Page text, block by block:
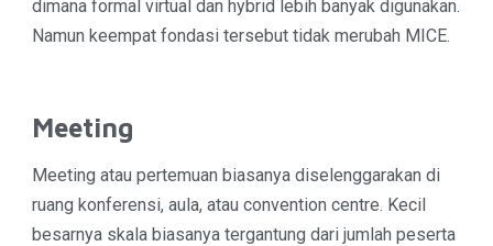
dimana formal virtual dan hybrid lebih banyak digunakan.
Namun keempat fondasi tersebut tidak merubah MICE.
Meeting
Meeting atau pertemuan biasanya diselenggarakan di
ruang konferensi, aula, atau convention centre. Kecil
besarnya skala biasanya tergantung dari jumlah peserta